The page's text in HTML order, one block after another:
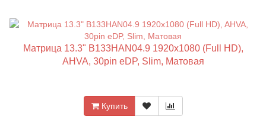
Матрица 13.3" B133HAN04.9 1920x1080 (Full HD),
AHVA, 30pin eDP, Slim, Матовая
Купить